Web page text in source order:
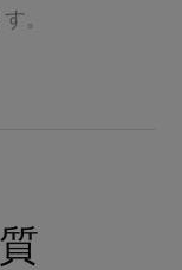
。